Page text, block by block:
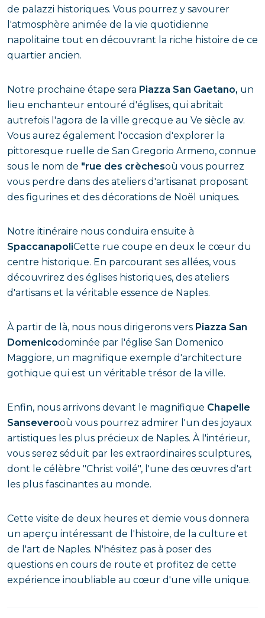
de palazzi historiques. Vous pourrez y savourer
l'atmosphère animée de la vie quotidienne
napolitaine tout en découvrant la riche histoire de ce
quartier ancien.
Notre prochaine étape sera Piazza San Gaetano, un
lieu enchanteur entouré d'églises, qui abritait
autrefois l'agora de la ville grecque au Ve siècle av.
Vous aurez également l'occasion d'explorer la
pittoresque ruelle de San Gregorio Armeno, connue
sous le nom de "rue des crèchesoù vous pourrez
vous perdre dans des ateliers d'artisanat proposant
des figurines et des décorations de Noël uniques.
Notre itinéraire nous conduira ensuite à
SpaccanapoliCette rue coupe en deux le cœur du
centre historique. En parcourant ses allées, vous
découvrirez des églises historiques, des ateliers
d'artisans et la véritable essence de Naples.
À partir de là, nous nous dirigerons vers Piazza San
Domenicodominée par l'église San Domenico
Maggiore, un magnifique exemple d'architecture
gothique qui est un véritable trésor de la ville.
Enfin, nous arrivons devant le magnifique Chapelle
Sanseverooù vous pourrez admirer l'un des joyaux
artistiques les plus précieux de Naples. À l'intérieur,
vous serez séduit par les extraordinaires sculptures,
dont le célèbre "Christ voilé", l'une des œuvres d'art
les plus fascinantes au monde.
Cette visite de deux heures et demie vous donnera
un aperçu intéressant de l'histoire, de la culture et
de l'art de Naples. N'hésitez pas à poser des
questions en cours de route et profitez de cette
expérience inoubliable au cœur d'une ville unique.